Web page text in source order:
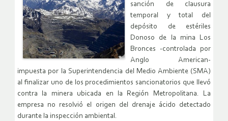
sanción de clausura
temporal y total del
depósito de estériles
Donoso de la mina Los
Bronces -controlada por
Anglo American-
impuesta por la Superintendencia del Medio Ambiente (SMA)
al finalizar uno de los procedimientos sancionatorios que llevó
contra la minera ubicada en la Región Metropolitana. La
empresa no resolvió el origen del drenaje ácido detectado
durante la inspección ambiental.